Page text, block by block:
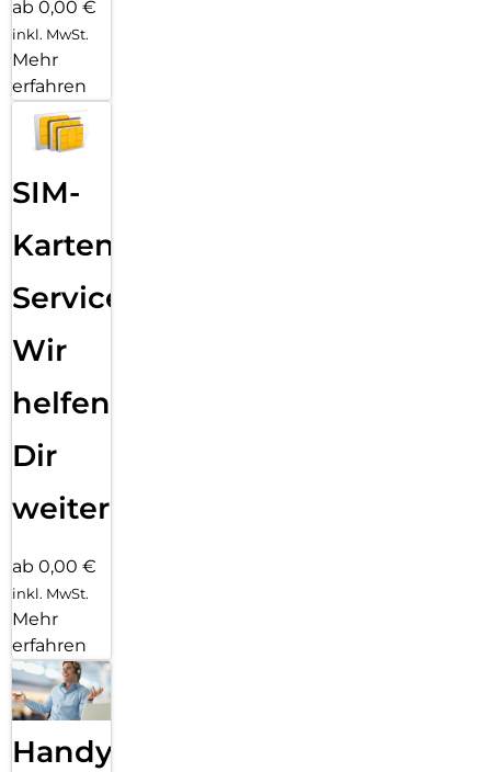
ab 0,00 €
inkl. MwSt.
Mehr
erfahren
SIM-
Karten
Service:
Wir
helfen
Dir
weiter
ab 0,00 €
inkl. MwSt.
Mehr
erfahren
Handy